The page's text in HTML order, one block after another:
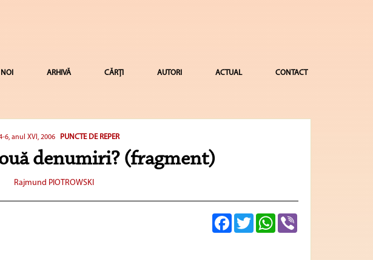
ARHIVĂ CĂRȚI AUTORI ACTUAL CONTACT
6, anul XVI, 2006 PUNCTE DE REPER
denumiri? (fragment)
Rajmund PIOTROWSKI
FacebookTwitterWhatsApp